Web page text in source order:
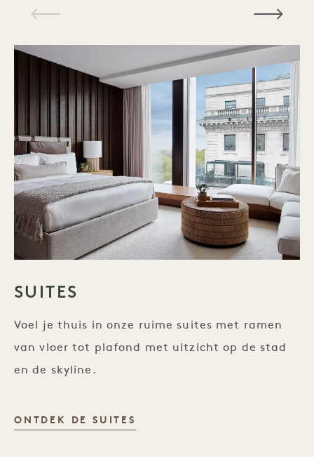
SUITES
Voel je thuis in onze ruime suites met ramen
van vloer tot plafond met uitzicht op de stad
en de skyline.
ONTDEK DE SUITES